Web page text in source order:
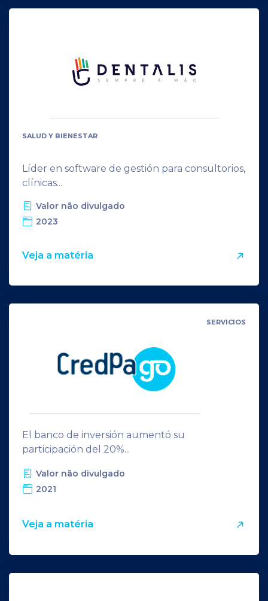
SALUD Y BIENESTAR
Líder en software de gestión para consultorios,
clínicas...
Valor não divulgado
2023
Veja a matéria
SERVICIOS
El banco de inversión aumentó su
participación del 20%...
Valor não divulgado
2021
Veja a matéria